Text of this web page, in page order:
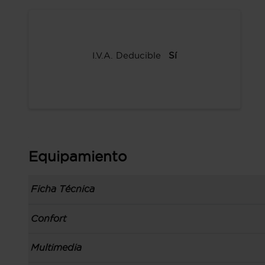
I.V.A. Deducible Sí
Equipamiento
Ficha Técnica
Información de la versión: número última lista
Carrocería tipo todoterreno con 5 puertas,
Confort
Toma/s de 12v en los asientos delanteros
Multimedia